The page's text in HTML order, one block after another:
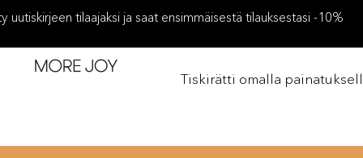
uutiskirjeen tilaajaksi ja saat ensimmäisestä tilauksestasi -10%
Tiskirätti omalla